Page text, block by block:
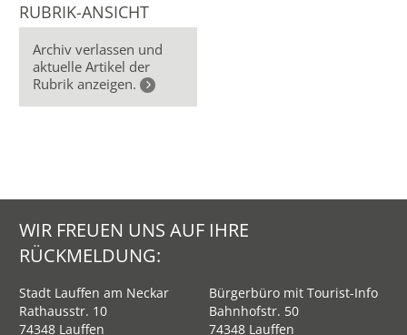
RUBRIK-ANSICHT
Archiv verlassen und
aktuelle Artikel der
Rubrik anzeigen.
WIR FREUEN UNS AUF IHRE
RÜCKMELDUNG:
Stadt Lauffen am Neckar
Rathausstr. 10
74348 Lauffen
Bürgerbüro mit Tourist-Info
Bahnhofstr. 50
74348 Lauffen